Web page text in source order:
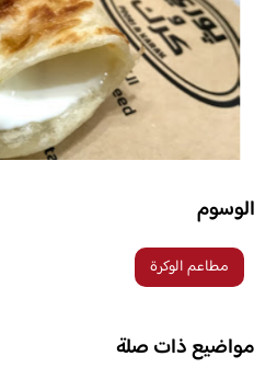
الوسوم
مطاعم الوكرة
مواضيع ذات صلة